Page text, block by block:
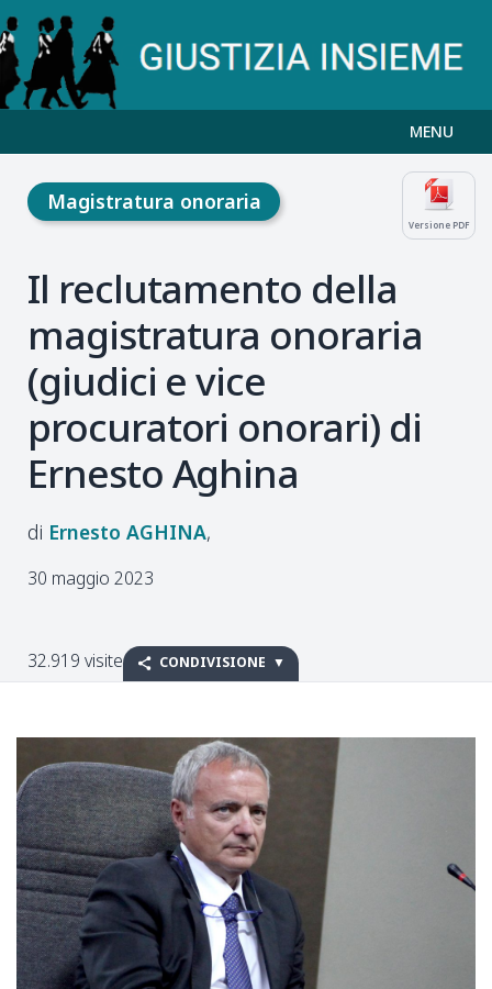
MENU
Versione PDF
Magistratura onoraria
Il reclutamento della
magistratura onoraria
(giudici e vice
procuratori onorari) di
Ernesto Aghina
Ernesto AGHINA
30 maggio 2023
32.919 visite CONDIVISIONE